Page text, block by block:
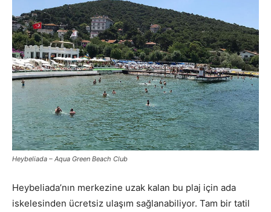
Heybeliada – Aqua Green Beach Club
Heybeliada’nın merkezine uzak kalan bu plaj için ada
iskelesinden ücretsiz ulaşım sağlanabiliyor. Tam bir tatil